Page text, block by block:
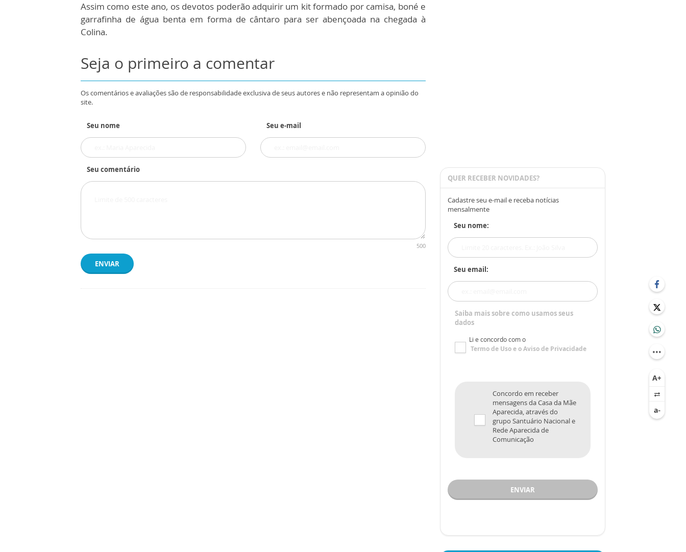
Assim como este ano, os devotos poderão adquirir um kit formado por camisa, boné e
garrafinha de água benta em forma de cântaro para ser abençoada na chegada à
Colina.
Seja o primeiro a comentar
Os comentários e avaliações são de responsabilidade exclusiva de seus autores e não representam a opinião do
site.
Seu nome Seu e-mail
Seu comentário
500
ENVIAR
QUER RECEBER NOVIDADES?
Cadastre seu e-mail e receba notícias
mensalmente
Seu nome:
Seu email:
Saiba mais sobre como usamos seus
dados
Li e concordo com o
Termo de Usoe oAviso de Privacidade
Concordo em receber
mensagens da Casa da Mãe
Aparecida, através do
grupo Santuário Nacional e
Rede Aparecida de
Comunicação
ENVIAR